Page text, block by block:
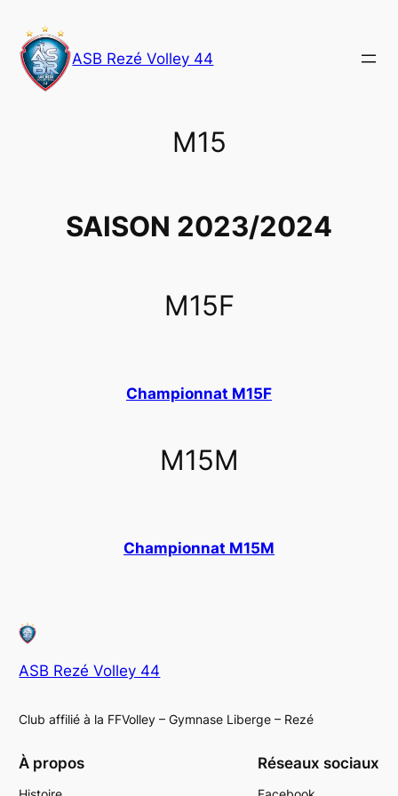
au
contenu ASB Rezé Volley 44
M15
SAISON 2023/2024
M15F
Championnat M15F
M15M
Championnat M15M
ASB Rezé Volley 44
Club affilié à la FFVolley – Gymnase Liberge – Rezé
À propos Réseaux sociaux